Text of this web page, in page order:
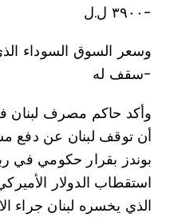
٣٩٠٠ ل.ل-
سقف له-
وأكد حاكم مصرف لبنان
أن توقف لبنان عن دفع
استقطاب الدولار
الذي يخسره لبنان جراء